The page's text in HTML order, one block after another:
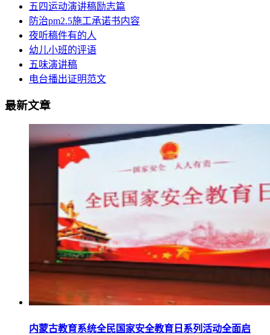
五四运动演讲稿励志篇
防治pm2.5施工承诺书内容
夜听稿件有的人
幼儿小班的评语
五味演讲稿
电台播出证明范文
最新文章
内蒙古教育系统全民国家安全教育日系列活动全面启